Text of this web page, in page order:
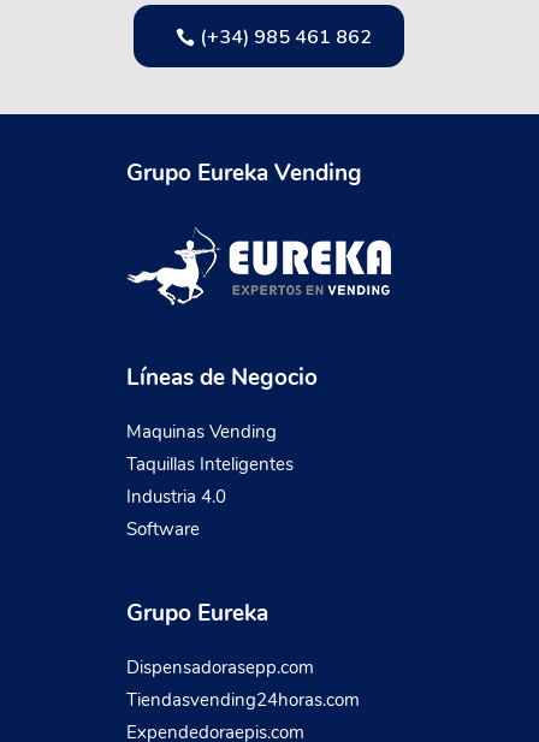
(+34) 985 461 862
Grupo Eureka Vending
Líneas de Negocio
Maquinas Vending
Taquillas Inteligentes
Industria 4.0
Software
Grupo Eureka
Dispensadorasepp.com
Tiendasvending24horas.com
Expendedoraepis.com